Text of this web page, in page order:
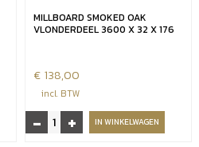
aantal
MILLBOARD SMOKED OAK
VLONDERDEEL 3600 X 32 X 176
€ 138,00
incl. BTW
-
Millboard
Smoked+ IN WINKELWAGEN